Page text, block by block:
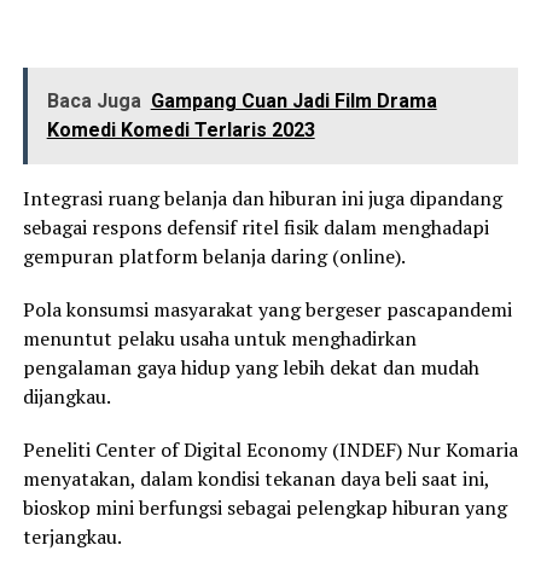
Baca Juga Gampang Cuan Jadi Film Drama
Komedi Komedi Terlaris 2023
Integrasi ruang belanja dan hiburan ini juga dipandang
sebagai respons defensif ritel fisik dalam menghadapi
gempuran platform belanja daring (online).
Pola konsumsi masyarakat yang bergeser pascapandemi
menuntut pelaku usaha untuk menghadirkan
pengalaman gaya hidup yang lebih dekat dan mudah
dijangkau.
Peneliti Center of Digital Economy (INDEF) Nur Komaria
menyatakan, dalam kondisi tekanan daya beli saat ini,
bioskop mini berfungsi sebagai pelengkap hiburan yang
terjangkau.